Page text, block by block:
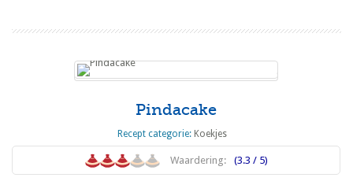
Pindacake
Recept categorie: Koekjes
Waardering: (3.3 / 5)